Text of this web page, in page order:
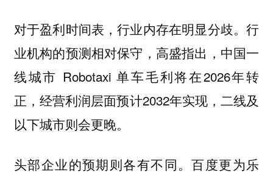
对于盈利时间表，行业内存在明显分歧。行
业机构的预测相对保守，高盛指出，中国一
线城市 Robotaxi 单车毛利将在2026年转
正，经营利润层面预计2032年实现，二线及
以下城市则会更晚。
头部企业的预期则各有不同。百度更为乐